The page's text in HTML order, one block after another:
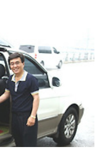
은 사람들이 이길을 따라 서
역사의 뒤안길로 잊혀지고 있
마을들은 루트 66의 역사를 관
려 노력을 하고 있다.